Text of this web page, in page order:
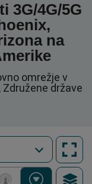
3G/4G/5G
na
omrežje v
Združene države